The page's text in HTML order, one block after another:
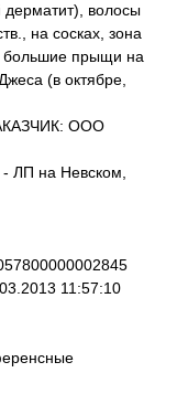
волосы
на сосках, зона
большие прыщи на
(в октябре,
ООО
ЛП на Невском,
11:57:10